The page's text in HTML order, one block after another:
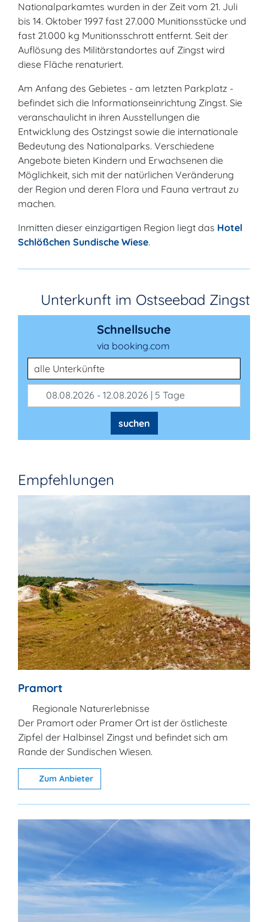
Nationalparkamtes wurden in der Zeit vom 21. Juli
bis 14. Oktober 1997 fast 27.000 Munitionsstücke und
fast 21.000 kg Munitionsschrott entfernt. Seit der
Auflösung des Militärstandortes auf Zingst wird
diese Fläche renaturiert.
Am Anfang des Gebietes - am letzten Parkplatz -
befindet sich die Informationseinrichtung Zingst. Sie
veranschaulicht in ihren Ausstellungen die
Entwicklung des Ostzingst sowie die internationale
Bedeutung des Nationalparks. Verschiedene
Angebote bieten Kindern und Erwachsenen die
Möglichkeit, sich mit der natürlichen Veränderung
der Region und deren Flora und Fauna vertraut zu
machen.
Inmitten dieser einzigartigen Region liegt das Hotel
Schlößchen Sundische Wiese.
Unterkunft im Ostseebad Zingst
Schnellsuche
via booking.com
Unterkunftsart
08.08.2026 - 12.08.2026 | 5 Tage
suchen
Empfehlungen
Pramort
Regionale Naturerlebnisse
Der Pramort oder Pramer Ort ist der östlicheste
Zipfel der Halbinsel Zingst und befindet sich am
Rande der Sundischen Wiesen.
Zum Anbieter